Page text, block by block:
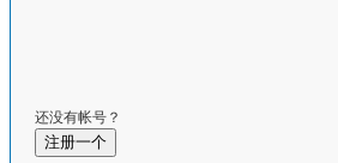
还没有帐号？
注册一个